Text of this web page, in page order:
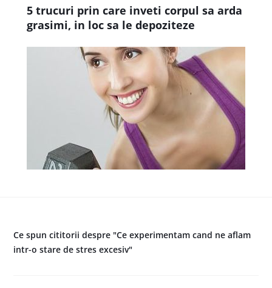
5 trucuri prin care inveti corpul sa arda
grasimi, in loc sa le depoziteze
Ce spun cititorii despre "Ce experimentam cand ne aflam
intr-o stare de stres excesiv"